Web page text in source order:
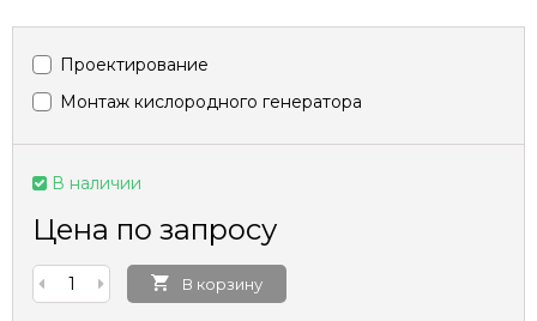
Проектирование
Монтаж кислородного генератора
В наличии
Цена по запросу
В корзину